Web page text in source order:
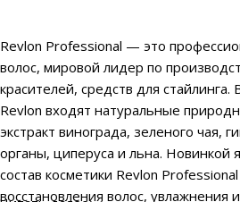
Revlon Professional — это
волос, мировой лидер по
красителей, средств для стайлинга.
Revlon входят натуральные
экстракт винограда, зеленого чая,
органы, циперуса и льна. Новинкой
состав косметики Revlon
восстановления волос, увлажнения